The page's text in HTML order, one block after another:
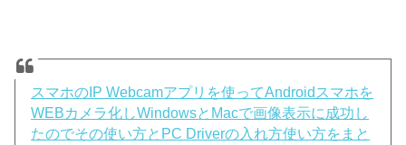
スマホのIP Webcamアプリを使ってAndroidスマホを
WEBカメラ化しWindowsとMacで画像表示に成功し
たのでその使い方とPC Driverの入れ方使い方をまと